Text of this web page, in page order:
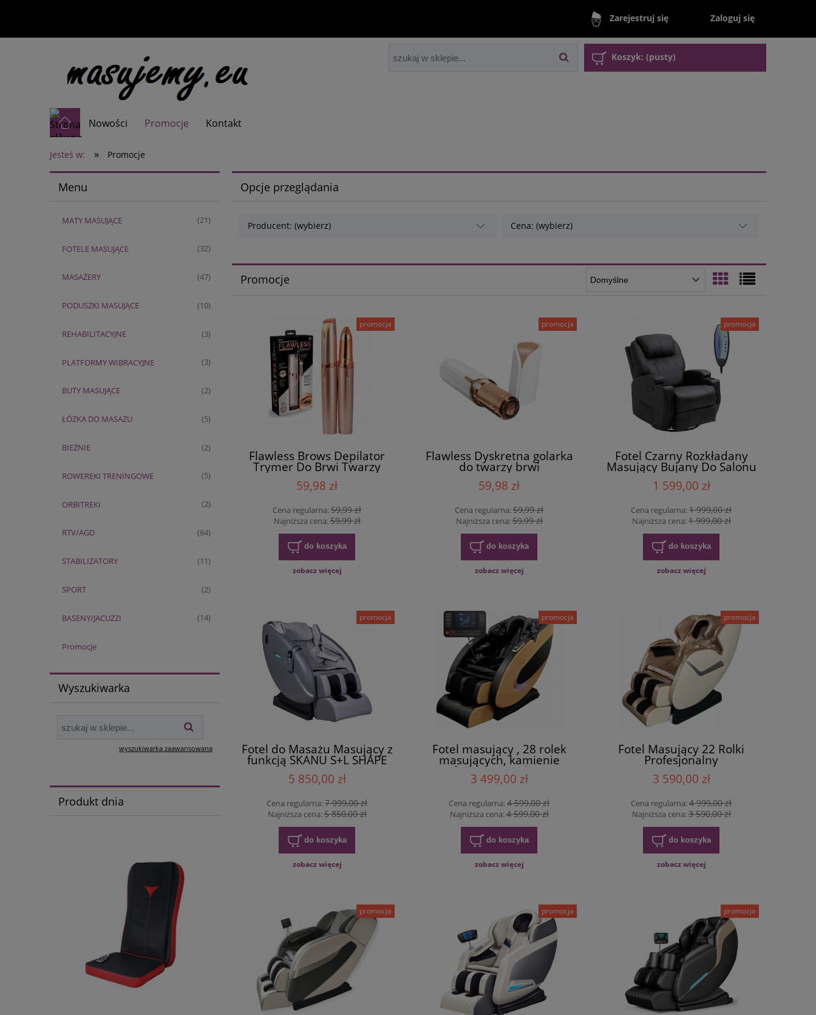
Zarejestruj się Zaloguj się
Koszyk: (pusty)
Nowości Promocje Kontakt
Jesteś w: » Promocje
Menu
MATY MASUJĄCE (21)
FOTELE MASUJĄCE (32)
MASAŻERY (47)
PODUSZKI MASUJĄCE (10)
REHABILITACYJNE (3)
PLATFORMY WIBRACYJNE (3)
BUTY MASUJĄCE (2)
ŁÓŻKA DO MASAŻU (5)
BIEŻNIE (2)
ROWEREKI TRENINGOWE (5)
ORBITREKI (2)
RTV/AGD (84)
STABILIZATORY (11)
SPORT (2)
BASENY/JACUZZI (14)
Promocje
Wyszukiwarka
wyszukiwarka zaawansowana
Produkt dnia
Opcje przeglądania
Producent: (wybierz) Cena: (wybierz)
Promocje
Flawless Brows Depilator
Trymer Do Brwi Twarzy
59,98 zł
Cena regularna:59,99 zł
Najniższa cena:59,99 zł
do koszyka
zobacz więcej
promocja
Flawless Dyskretna golarka
do twarzy brwi
59,98 zł
Cena regularna:59,99 zł
Najniższa cena:59,99 zł
do koszyka
zobacz więcej
promocja
Fotel Czarny Rozkładany
Masujący Bujany Do Salonu
Spania Wypoczynkowy
MASAŻ
1 599,00 zł
Cena regularna:1 999,00 zł
Najniższa cena:1 999,00 zł
do koszyka
zobacz więcej
promocja
Fotel do Masażu Masujący z
funkcją SKANU S+L SHAPE
Zero Gravity
5 850,00 zł
Cena regularna:7 999,00 zł
Najniższa cena:5 850,00 zł
do koszyka
zobacz więcej
promocja
Fotel masujący , 28 rolek
masujących, kamienie
Nefrytu i Turmalinowe
3 499,00 zł
Cena regularna:4 599,00 zł
Najniższa cena:4 599,00 zł
do koszyka
zobacz więcej
promocja
Fotel Masujący 22 Rolki
Profesjonalny
3 590,00 zł
Cena regularna:4 999,00 zł
Najniższa cena:3 590,00 zł
do koszyka
zobacz więcej
promocja
promocja promocja promocja